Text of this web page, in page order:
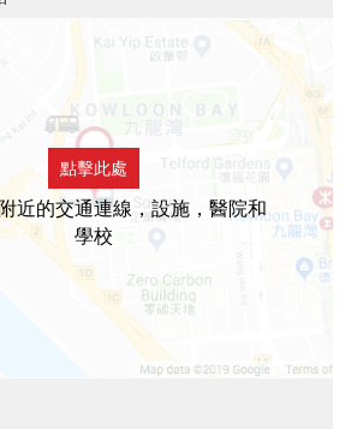
點擊此處
近的交通連線，設施，醫院和
學校